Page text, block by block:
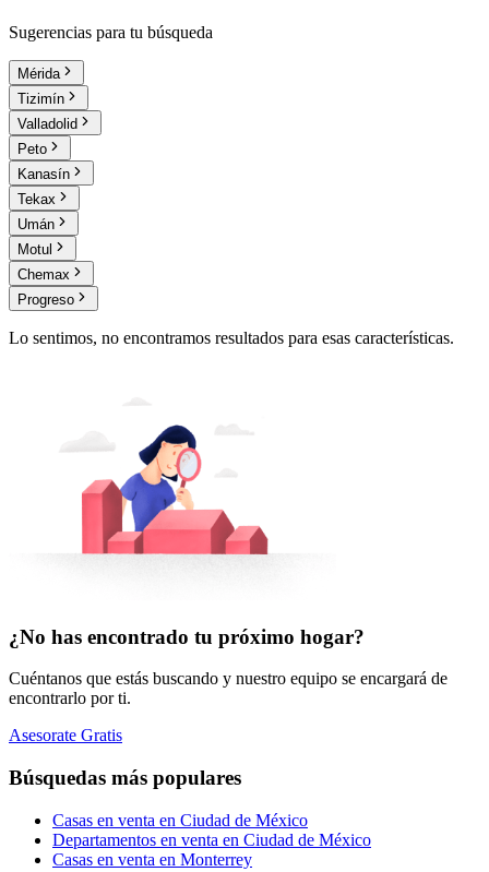
Sugerencias para tu búsqueda
Mérida
Tizimín
Valladolid
Peto
Kanasín
Tekax
Umán
Motul
Chemax
Progreso
Lo sentimos, no encontramos resultados para esas características.
¿No has encontrado tu próximo hogar?
Cuéntanos que estás buscando y nuestro equipo se encargará de
encontrarlo por ti.
Asesorate Gratis
Búsquedas más populares
Casas en venta en Ciudad de México
Departamentos en venta en Ciudad de México
Casas en venta en Monterrey